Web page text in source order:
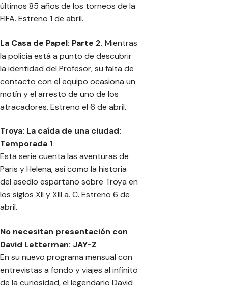
últimos 85 años de los torneos de la
FIFA. Estreno 1 de abril.
La Casa de Papel: Parte 2. Mientras
la policía está a punto de descubrir
la identidad del Profesor, su falta de
contacto con el equipo ocasiona un
motín y el arresto de uno de los
atracadores. Estreno el 6 de abril.
Troya: La caída de una ciudad:
Temporada 1
Esta serie cuenta las aventuras de
Paris y Helena, así como la historia
del asedio espartano sobre Troya en
los siglos XII y XIII a. C. Estreno 6 de
abril.
No necesitan presentación con
David Letterman: JAY-Z
En su nuevo programa mensual con
entrevistas a fondo y viajes al infinito
de la curiosidad, el legendario David